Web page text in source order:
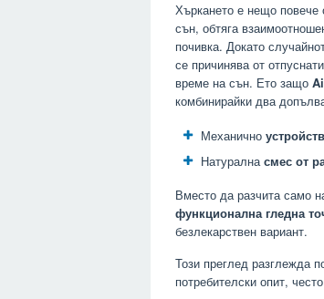
Хъркането е нещо повече
сън, обтяга
почивка. Докато
се причинява от
време на сън. Ето защо
комбинирайки два
Механично
Натуралнасмес от
Вместо да разчита само
функционална гледна
безлекарствен вариант.
Този преглед разглежда
потребителски опит,